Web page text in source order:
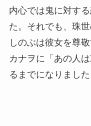
内心では鬼に対す
た。それでも、珠
しのぶは彼女を尊
カナヲに「あの人
るまでになりました